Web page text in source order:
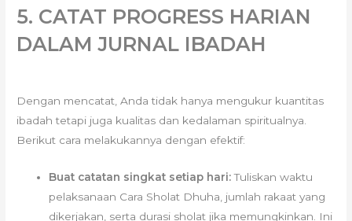
5. CATAT PROGRESS HARIAN
DALAM JURNAL IBADAH
Dengan mencatat, Anda tidak hanya mengukur kuantitas
ibadah tetapi juga kualitas dan kedalaman spiritualnya.
Berikut cara melakukannya dengan efektif:
Buat catatan singkat setiap hari:Tuliskan waktu
pelaksanaan Cara Sholat Dhuha, jumlah rakaat yang
dikerjakan, serta durasi sholat jika memungkinkan. Ini